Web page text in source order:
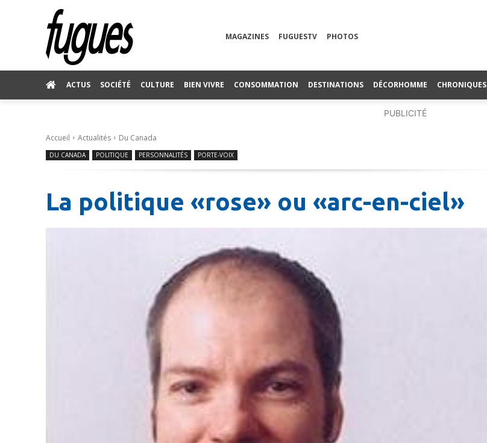
MAGAZINES FUGUESTV PHOTOS
ACTUS SOCIÉTÉ CULTURE BIEN VIVRE CONSOMMATION DESTINATIONS DÉCORHOMME CHRONIQUES
PUBLICITÉ
Accueil Actualités Du Canada
DU CANADA POLITIQUE PERSONNALITÉS PORTE-VOIX
La politique «rose» ou «arc-en-ciel»